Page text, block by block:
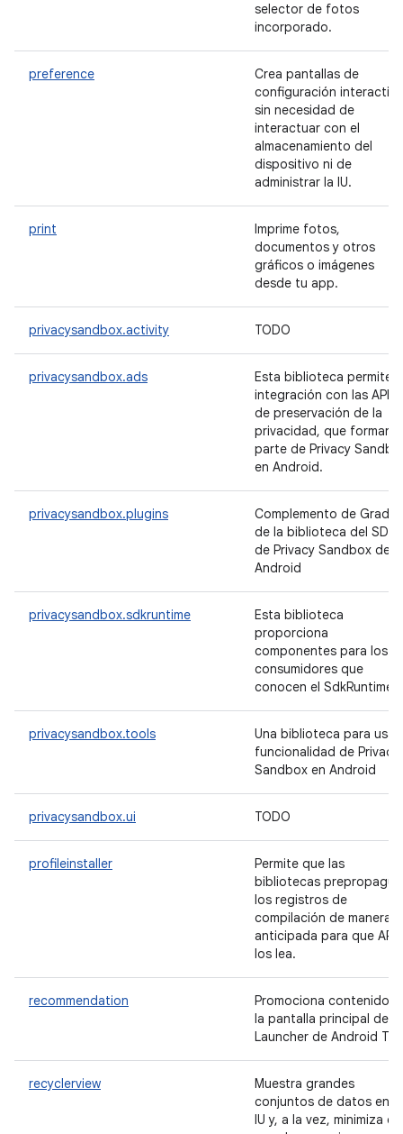
selector de fotos
incorporado.
preference
Crea pantallas de
configuración
sin necesidad de
interactuar con el
almacenamiento del
dispositivo ni de
administrar la IU.
print
Imprime fotos,
documentos y otros
gráficos o imágenes
desde tu app.
privacysandbox.activity TODO
privacysandbox.ads
Esta biblioteca permite
integración con las APIs
de preservación de la
privacidad, que forman
parte de Privacy
en Android.
privacysandbox.plugins
Complemento de Gradle
de la biblioteca del SDK
de Privacy Sandbox de
Android
privacysandbox.sdkruntime
Esta biblioteca
proporciona
componentes para los
consumidores que
conocen el SdkRuntime.
privacysandbox.tools
Una biblioteca para usar
funcionalidad de Privacy
Sandbox en Android
privacysandbox.ui TODO
profileinstaller
Permite que las
bibliotecas
los registros de
compilación de manera
anticipada para que ART
los lea.
recommendation
Promociona contenido
la pantalla principal del
Launcher de Android TV.
recyclerview
Muestra grandes
conjuntos de datos en
IU y, a la vez, minimiza el